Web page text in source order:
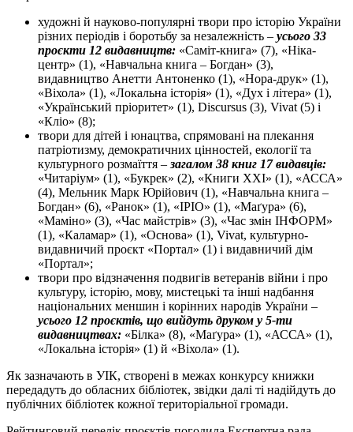
художні й науково-популярні твори про історію України
різних періодів і боротьбу за незалежність – усього 33
проєкти 12 видавництв: «Саміт-книга» (7), «Ніка-
центр» (1), «Навчальна книга – Богдан» (3),
видавництво Анетти Антоненко (1), «Нора-друк» (1),
«Віхола» (1), «Локальна історія» (1), «Дух і літера» (1),
«Український пріоритет» (1), Discursus (3), Vivat (5) і
«Кліо» (8);
твори для дітей і юнацтва, спрямовані на плекання
патріотизму, демократичних цінностей, екології та
культурного розмаїття – загалом 38 книг 17 видавців:
«Читаріум» (1), «Букрек» (2), «Книги ХХІ» (1), «АССА»
(4), Мельник Марк Юрійович (1), «Навчальна книга –
Богдан» (6), «Ранок» (1), «ІРІО» (1), «Маґура» (6),
«Маміно» (3), «Час майстрів» (3), «Час змін ІНФОРМ»
(1), «Каламар» (1), «Основа» (1), Vivat, культурно-
видавничий проєкт «Портал» (1) і видавничий дім
«Портал»;
твори про відзначення подвигів ветеранів війни і про
культуру, історію, мову, мистецькі та інші надбання
національних меншин і корінних народів України –
усього 12 проєктів, що вийдуть друком у 5-ти
видавництвах: «Білка» (8), «Маґура» (1), «АССА» (1),
«Локальна історія» (1) й «Віхола» (1).
Як зазначають в УІК, створені в межах конкурсу книжки
передадуть до обласних бібліотек, звідки далі ті надійдуть до
публічних бібліотек кожної територіальної громади.